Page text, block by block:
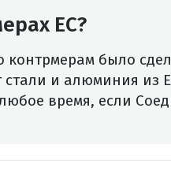
ЕС?
было
и алюминия из
время, если